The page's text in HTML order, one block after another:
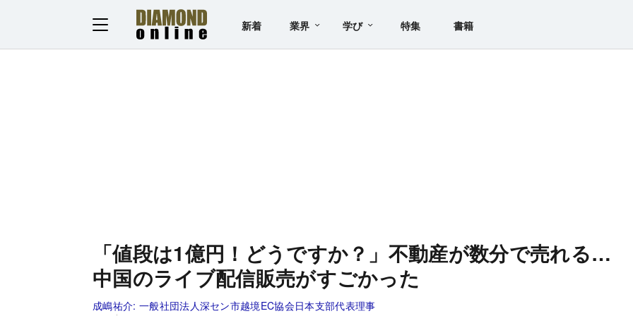
新着 業界 学び 特集 書籍
「値段は1億円！どうですか？」不動産が数分で売れる…
中国のライブ配信販売がすごかった
成嶋祐介: 一般社団法人深セン市越境EC協会日本支部代表理事